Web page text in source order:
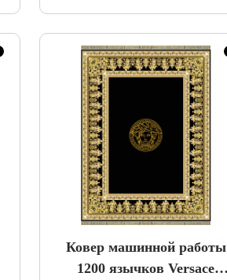
Ковер машинной работы
1200 язычков Versace